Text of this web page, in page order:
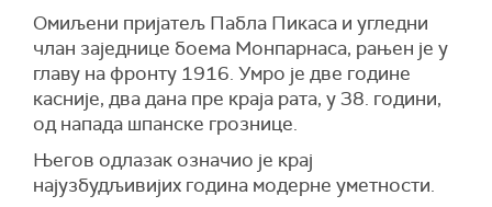
Омиљени пријатељ Пабла Пикаса и угледни
члан заједнице боема Монпарнаса, рањен је у
главу на фронту 1916. Умро је две године
касније, два дана пре краја рата, у 38. години,
од напада шпанске грознице.
Његов одлазак означио је крај
најузбудљивијих година модерне уметности.